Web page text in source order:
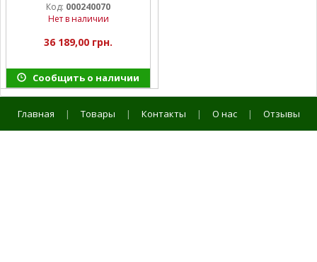
Код: 000240070
Нет в наличии
36 189,00 грн.
Сообщить о наличии
Главная | Товары | Контакты | О нас | Отзывы